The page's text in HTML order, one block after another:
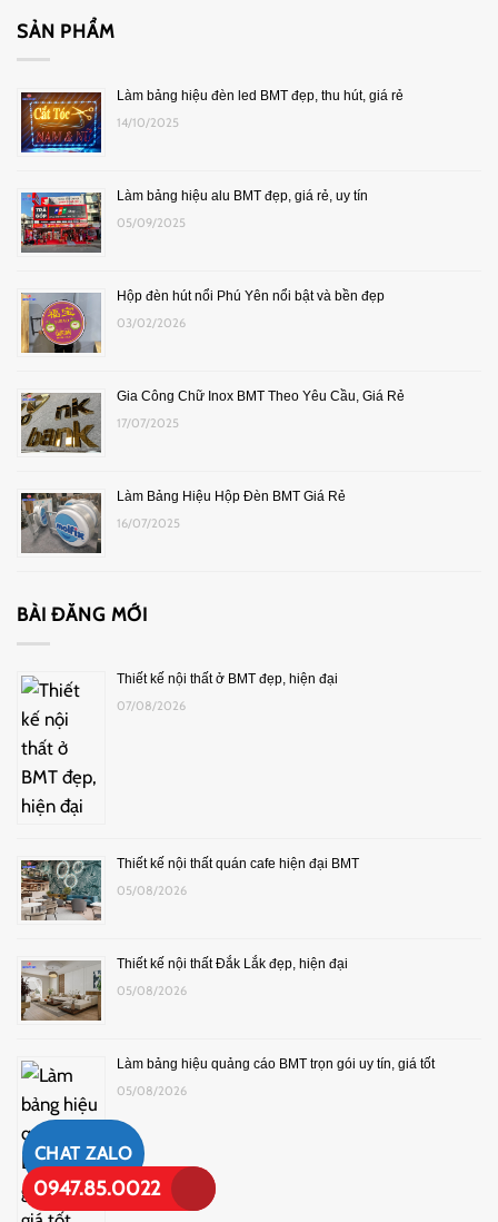
CHAT ZALO
0947.85.0022
SẢN PHẨM
Làm bảng hiệu đèn led BMT đẹp, thu hút, giá rẻ
14/10/2025
Làm bảng hiệu alu BMT đẹp, giá rẻ, uy tín
05/09/2025
Hộp đèn hút nổi Phú Yên nổi bật và bền đẹp
03/02/2026
Gia Công Chữ Inox BMT Theo Yêu Cầu, Giá Rẻ
17/07/2025
Làm Bảng Hiệu Hộp Đèn BMT Giá Rẻ
16/07/2025
BÀI ĐĂNG MỚI
Thiết kế nội thất ở BMT đẹp, hiện đại
07/08/2026
Thiết kế nội thất quán cafe hiện đại BMT
05/08/2026
Thiết kế nội thất Đắk Lắk đẹp, hiện đại
05/08/2026
Làm bảng hiệu quảng cáo BMT trọn gói uy tín, giá tốt
05/08/2026